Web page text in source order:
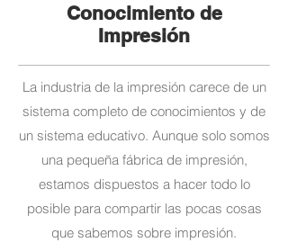
Conocimiento de
Impresión
La industria de la impresión carece de un
sistema completo de conocimientos y de
un sistema educativo. Aunque solo somos
una pequeña fábrica de impresión,
estamos dispuestos a hacer todo lo
posible para compartir las pocas cosas
que sabemos sobre impresión.